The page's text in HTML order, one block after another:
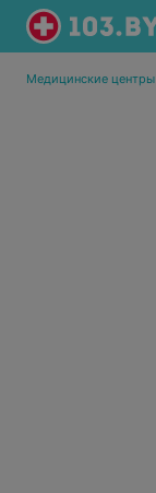
Медицинские центры